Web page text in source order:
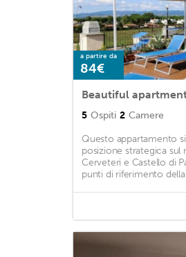
a partire da
84€
5 Ospiti 2 Camere
Questo appartamento
posizione strategica sul
Cerveteri e Castello di
punti di riferimento